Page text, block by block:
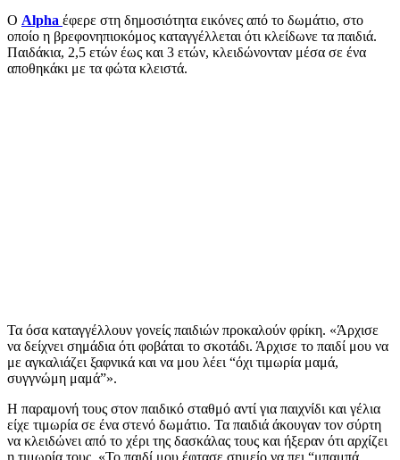
Ο Alpha έφερε στη δημοσιότητα εικόνες από το δωμάτιο, στο
οποίο η βρεφονηπιοκόμος καταγγέλλεται ότι κλείδωνε τα παιδιά.
Παιδάκια, 2,5 ετών έως και 3 ετών, κλειδώνονταν μέσα σε ένα
αποθηκάκι με τα φώτα κλειστά.
Τα όσα καταγγέλλουν γονείς παιδιών προκαλούν φρίκη. «Άρχισε
να δείχνει σημάδια ότι φοβάται το σκοτάδι. Άρχισε το παιδί μου να
με αγκαλιάζει ξαφνικά και να μου λέει “όχι τιμωρία μαμά,
συγγνώμη μαμά”».
Η παραμονή τους στον παιδικό σταθμό αντί για παιχνίδι και γέλια
είχε τιμωρία σε ένα στενό δωμάτιο. Τα παιδιά άκουγαν τον σύρτη
να κλειδώνει από το χέρι της δασκάλας τους και ήξεραν ότι αρχίζει
η τιμωρία τους. «Το παιδί μου έφτασε σημείο να πει “μπαμπά,